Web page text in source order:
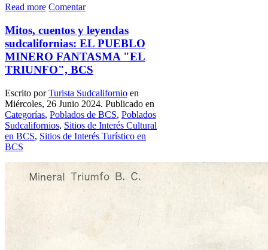
Read more Comentar
Mitos, cuentos y leyendas
sudcalifornias: EL PUEBLO
MINERO FANTASMA "EL
TRIUNFO", BCS
Escrito porTurista Sudcalifornio en
Miércoles, 26 Junio 2024. Publicado en
Categorías, Poblados de BCS, Poblados
Sudcalifornios, Sitios de Interés Cultural
en BCS, Sitios de Interés Turístico en
BCS